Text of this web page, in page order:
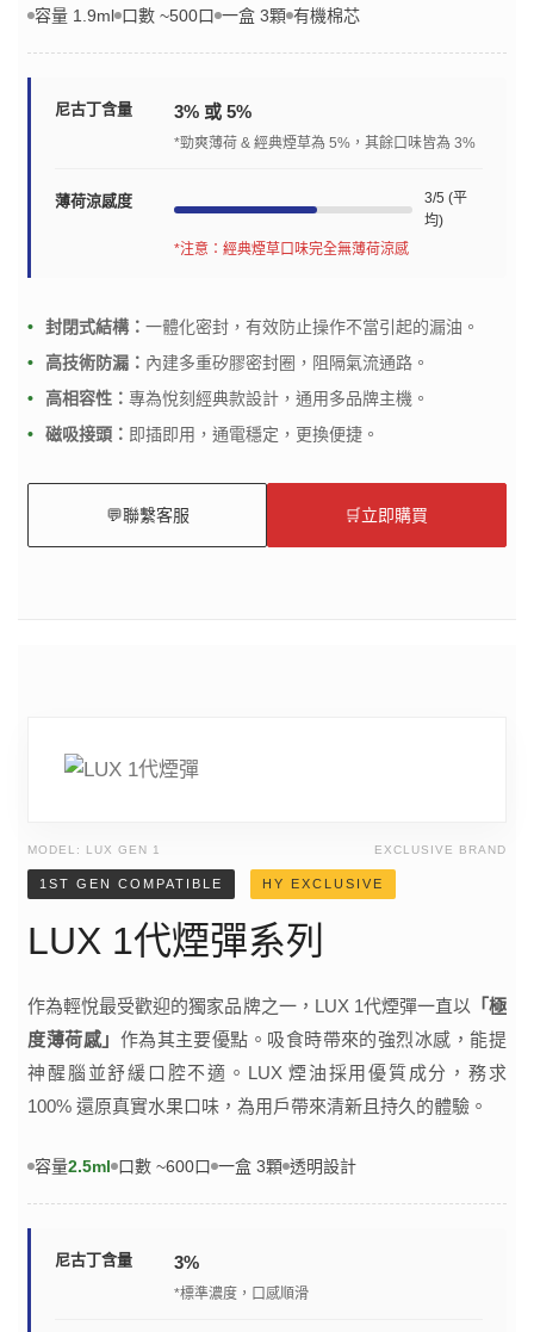
容量 1.9ml 口數 ~500口 一盒 3顆 有機棉芯
尼古丁含量 3% 或 5%
*勁爽薄荷 & 經典煙草為 5%，其餘口味皆為 3%
薄荷涼感度
3/5 (平
均)
*注意：經典煙草口味完全無薄荷涼感
封閉式結構：一體化密封，有效防止操作不當引起的漏油。
高技術防漏： 內建多重矽膠密封圈，阻隔氣流通路。
高相容性：專為悅刻經典款設計，通用多品牌主機。
磁吸接頭： 即插即用，通電穩定，更換便捷。
💬聯繫客服 🛒立即購買
MODEL: LUX GEN 1 EXCLUSIVE BRAND
1ST GEN COMPATIBLE HY EXCLUSIVE
LUX 1代煙彈系列
作為輕悅最受歡迎的獨家品牌之一，LUX 1代煙彈一直以 「極
度薄荷感」 作為其主要優點。吸食時帶來的強烈冰感，能提
神醒腦並舒緩口腔不適。LUX 煙油採用優質成分，務求
100% 還原真實水果口味，為用戶帶來清新且持久的體驗。
容量2.5ml 口數 ~600口 一盒 3顆 透明設計
尼古丁含量 3%
*標準濃度，口感順滑